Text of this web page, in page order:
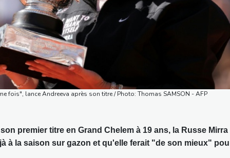
fois", lance Andreeva après son titre / Photo: Thomas SAMSON - AFP
premier titre en Grand Chelem à 19 ans, la Russe Mirra
à la saison sur gazon et qu'elle ferait "de son mieux"